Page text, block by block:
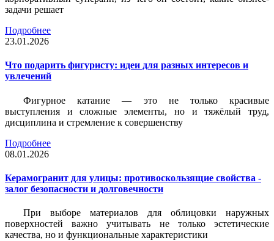
задачи решает
Подробнее
23.01.2026
Что подарить фигуристу: идеи для разных интересов и
увлечений
Фигурное катание — это не только красивые
выступления и сложные элементы, но и тяжёлый труд,
дисциплина и стремление к совершенству
Подробнее
08.01.2026
Керамогранит для улицы: противоскользящие свойства -
залог безопасности и долговечности
При выборе материалов для облицовки наружных
поверхностей важно учитывать не только эстетические
качества, но и функциональные характеристики